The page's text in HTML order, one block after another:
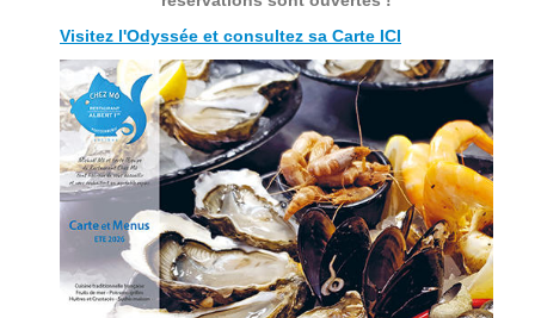
Visitez l'Odyssée et consultez sa Carte ICI